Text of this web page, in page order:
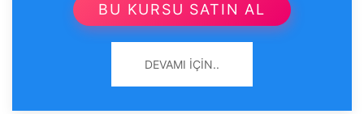
BU KURSU SATIN AL
DEVAMI İÇIN..